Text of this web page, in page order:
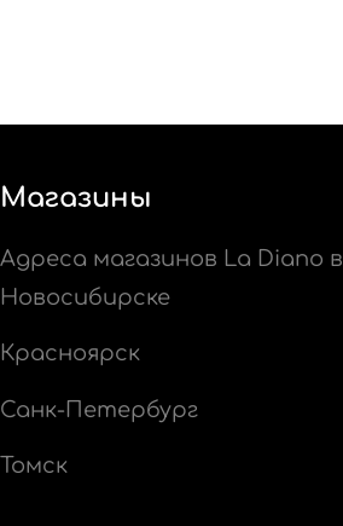
Магазины
Адреса магазинов La Diano в
Новосибирске
Красноярск
Санк-Петербург
Томск